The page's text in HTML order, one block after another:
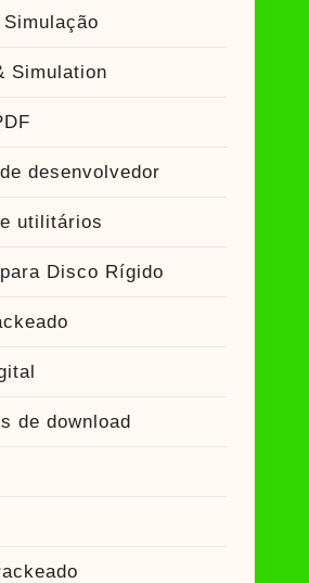
Simulation
desenvolvedor
utilitários
Disco Rígido
de download